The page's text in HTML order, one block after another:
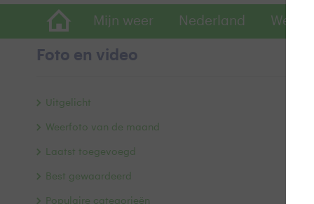
Mijn weer Nederland
Foto en video
Uitgelicht
Weerfoto van de maand
Laatst toegevoegd
Best gewaardeerd
Populaire categorieën